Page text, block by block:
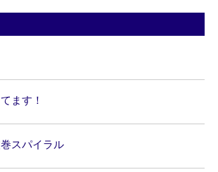
ます！
スパイラル